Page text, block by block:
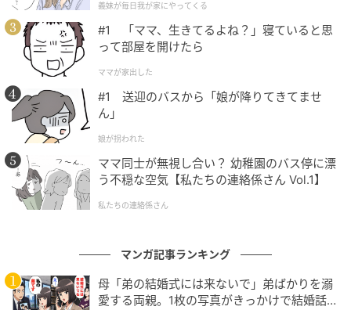
ウーマンエキサイト
ウーマンエキサイト
が】
義妹が毎日我が家にやってくる
#1 「ママ、生きてるよね？」寝ていると思
って部屋を開けたら
ママが家出した
#1 送迎のバスから「娘が降りてきてませ
ん」
娘が拐われた
ママ同士が無視し合い？ 幼稚園のバス停に漂
う不穏な空気【私たちの連絡係さん Vol.1】
私たちの連絡係さん
マンガ記事ランキング
母「弟の結婚式には来ないで」弟ばかりを溺
愛する両親。1枚の写真がきっかけで結婚話が